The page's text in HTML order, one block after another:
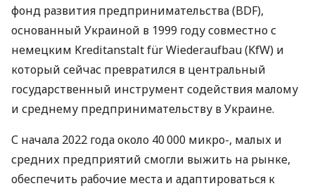
фонд развития предпринимательства (BDF),
основанный Украиной в 1999 году совместно с
немецким Kreditanstalt für Wiederaufbau (KfW) и
который сейчас превратился в центральный
государственный инструмент содействия малому
и среднему предпринимательству в Украине.
С начала 2022 года около 40 000 микро-, малых и
средних предприятий смогли выжить на рынке,
обеспечить рабочие места и адаптироваться к